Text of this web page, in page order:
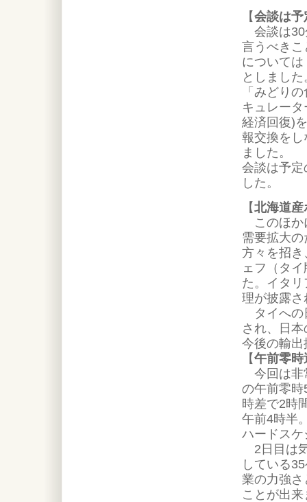
【会談は予
会談は30
言うべき
について
としまし
「みどり
キュレー
経済回復)
報交換を
ました。
会談は予
した。
【北海道産
このほか
需要拡大
方々を招
ェフ（タ
た。イタ
理が披露
タイへの
され、日
今後の輸
【午前零時
今回は非
の午前零
時差で2時
午前4時半
ハードス
2日目は
している
業の力強
ことが出